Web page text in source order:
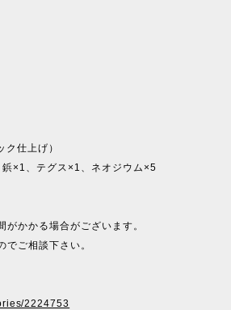
仕上げ）
×1、テグス×1、ネオジウム×5
かかる場合がございます。
ご相談下さい。
2224753